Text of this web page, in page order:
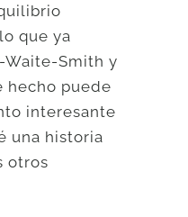
que ya
Waite-Smith y
hecho puede
interesante
una historia
otros